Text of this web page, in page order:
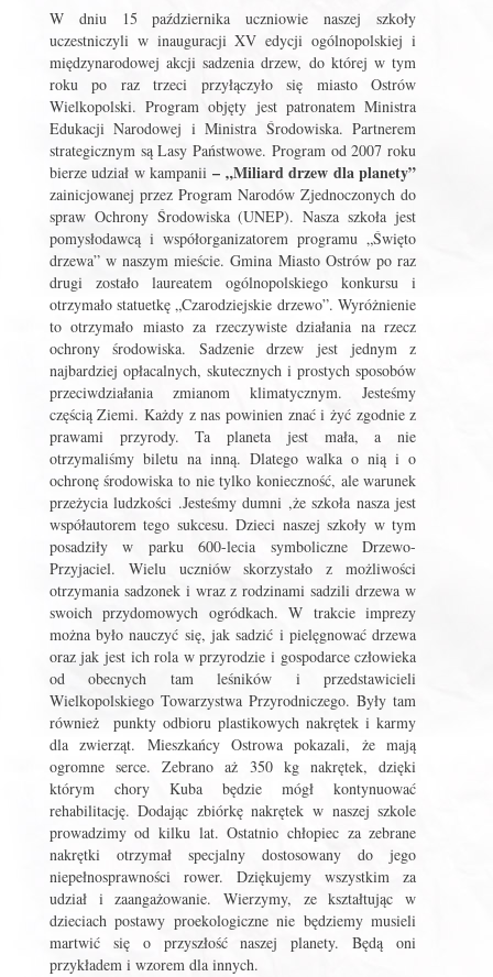
W dniu 15 października uczniowie naszej szkoły
uczestniczyli w inauguracji XV edycji ogólnopolskiej i
międzynarodowej akcji sadzenia drzew, do której w tym
roku po raz trzeci przyłączyło się miasto Ostrów
Wielkopolski. Program objęty jest patronatem Ministra
Edukacji Narodowej i Ministra Środowiska. Partnerem
strategicznym są Lasy Państwowe. Program od 2007 roku
bierze udział w kampanii – „Miliard drzew dla planety”
zainicjowanej przez Program Narodów Zjednoczonych do
spraw Ochrony Środowiska (UNEP). Nasza szkoła jest
pomysłodawcą i współorganizatorem programu „Święto
drzewa” w naszym mieście. Gmina Miasto Ostrów po raz
drugi zostało laureatem ogólnopolskiego konkursu i
otrzymało statuetkę „Czarodziejskie drzewo”. Wyróżnienie
to otrzymało miasto za rzeczywiste działania na rzecz
ochrony środowiska. Sadzenie drzew jest jednym z
najbardziej opłacalnych, skutecznych i prostych sposobów
przeciwdziałania zmianom klimatycznym. Jesteśmy
częścią Ziemi. Każdy z nas powinien znać i żyć zgodnie z
prawami przyrody. Ta planeta jest mała, a nie
otrzymaliśmy biletu na inną. Dlatego walka o nią i o
ochronę środowiska to nie tylko konieczność, ale warunek
przeżycia ludzkości .Jesteśmy dumni ,że szkoła nasza jest
współautorem tego sukcesu. Dzieci naszej szkoły w tym
posadziły w parku 600-lecia symboliczne Drzewo-
Przyjaciel. Wielu uczniów skorzystało z możliwości
otrzymania sadzonek i wraz z rodzinami sadzili drzewa w
swoich przydomowych ogródkach. W trakcie imprezy
można było nauczyć się, jak sadzić i pielęgnować drzewa
oraz jak jest ich rola w przyrodzie i gospodarce człowieka
od obecnych tam leśników i przedstawicieli
Wielkopolskiego Towarzystwa Przyrodniczego. Były tam
również punkty odbioru plastikowych nakrętek i karmy
dla zwierząt. Mieszkańcy Ostrowa pokazali, że mają
ogromne serce. Zebrano aż 350 kg nakrętek, dzięki
którym chory Kuba będzie mógł kontynuować
rehabilitację. Dodając zbiórkę nakrętek w naszej szkole
prowadzimy od kilku lat. Ostatnio chłopiec za zebrane
nakrętki otrzymał specjalny dostosowany do jego
niepełnosprawności rower. Dziękujemy wszystkim za
udział i zaangażowanie. Wierzymy, ze kształtując w
dzieciach postawy proekologiczne nie będziemy musieli
martwić się o przyszłość naszej planety. Będą oni
przykładem i wzorem dla innych.